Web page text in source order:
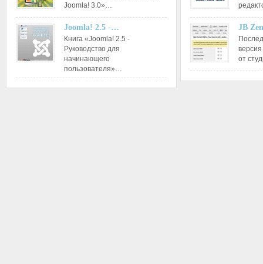
Joomla! 3.0»…
Joomla! 2.5 -…
Книга «Joomla! 2.5 -
Руководство для
начинающего
пользователя»…
JB
от